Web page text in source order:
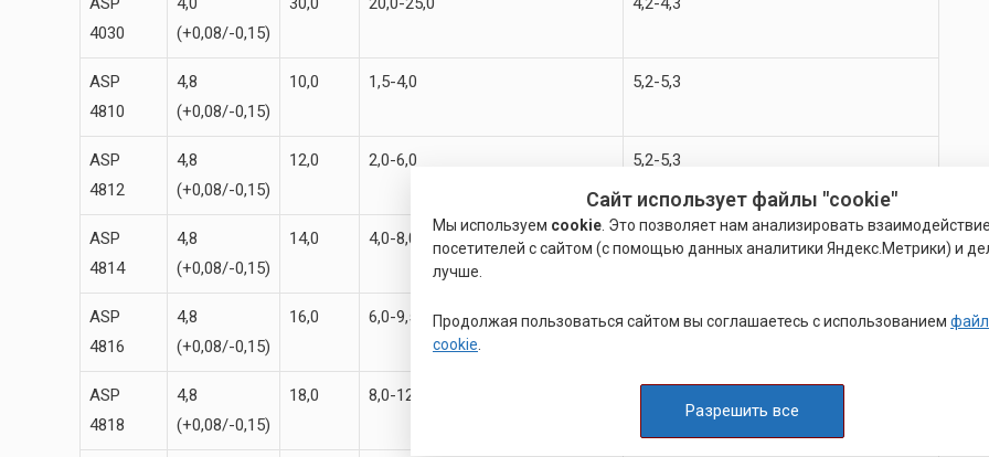
4030
(+0,08/-0,15)
ASP
4810
4,8
(+0,08/-0,15)
10,0 1,5-4,0 5,2-5,3
ASP
4812
4,8
(+0,08/-0,15)
12,0 2,0-6,0 5,2-5,3
ASP
4814
4,8
(+0,08/-0,15)
14,0 4,0-8,0
ASP
4816
4,8
(+0,08/-0,15)
16,0 6,0-9,5 5,2-5,3
ASP
4818
4,8
(+0,08/-0,15)
18,0 8,0-12,0
Сайт использует файлы "cookie"
Мы используем cookie . Это позволяет нам анализировать взаимодействие
посетителей с сайтом (с помощью данных аналитики Яндекс.Метрики) и
лучше.
Продолжая пользоваться сайтом вы соглашаетесь с использованием
cookie
Разрешить все